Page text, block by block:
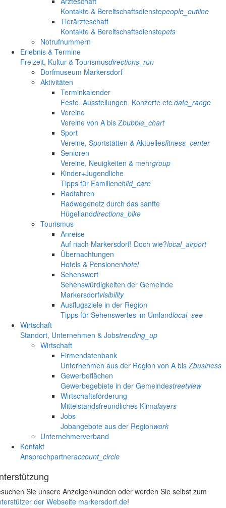
Kontakte & Bereitschaftsdienstepeople_outline
Tierärzteschaft
Kontakte & Bereitschaftsdienstepets
Notrufnummern
Erlebnis & Termine
Freizeit, Kultur & Tourismusdirections_run
Dorfmuseum Markersdorf
Aktivitäten
Terminkalender
Feste, Ausstellungen, Konzerte etc.date_range
Vereine
Vereine von A bis Zbubble_chart
Sport
Vereine, Sportstätten & Aktuellesfitness_center
Senioren
Vereine, Neuigkeiten & mehrgroup
Kinder+Jugendliche
Tipps für Familienchild_care
Radfahren
Radwegenetz durch das sanfte
Hügellanddirections_bike
Tourismus
Anreise
Auf nach Markersdorf! Doch wie?local_airport
Übernachtungen
Hotels & Pensionenhotel
Sehenswert
Sehenswürdigkeiten der Gemeinde
Markersdorfvisibility
Ausflugsziele in der Region
Tipps für Sehenswertes im Umlandlocal_see
Wirtschaft
Standort, Unternehmen & Jobstrending_up
Wirtschaft
Firmendatenbank
Unternehmen aus der Region von A bis Zbusiness
Gewerbeflächen
Gewerbegebiete in der Gemeindestreetview
Wirtschaftsförderung
Mittelstandsfreundliches Klimalayers
Jobs
Jobangebote aus der Regionwork
Unternehmerverband
Kontakt
Ansprechpartneraccount_circle
Sie unsere Anzeigenkunden oder werden Sie selbst zum
der Webseite markersdorf.de!